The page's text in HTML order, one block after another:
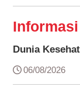
Dunia
06/08/2026